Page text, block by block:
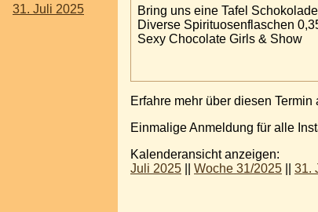
31. Juli 2025
Bring uns eine Tafel
Diverse Spirituosenflaschen
Sexy Chocolate Girls & Show
Erfahre mehr über diesen Termin
Einmalige Anmeldung für alle
Kalenderansicht anzeigen:
Juli 2025
Woche 31/2025 31.